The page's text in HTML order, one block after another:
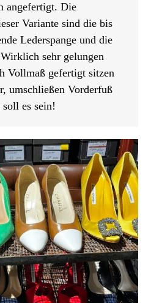
angefertigt. Die
Variante sind die bis
Lederspange und die
sehr gelungen
Vollmaß gefertigt sitzen
umschließen Vorderfuß
es sein!